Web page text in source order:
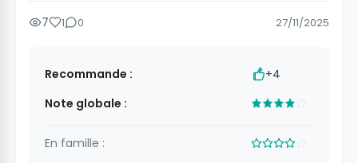
7 1 0 27/11/2025
Recommande :
+4
Note globale :
En famille :